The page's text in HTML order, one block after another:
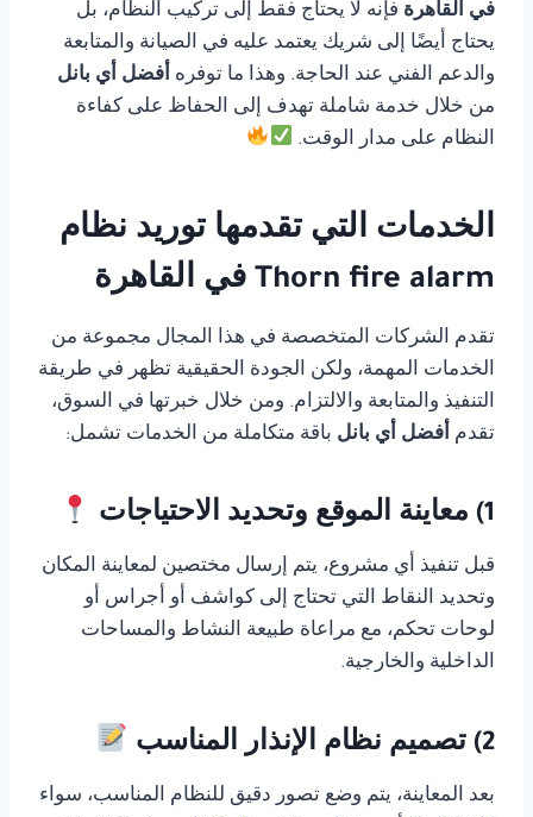
في القاهرة فإنه لا يحتاج فقط إلى تركيب النظام، بل
يحتاج أيضًا إلى شريك يعتمد عليه في الصيانة والمتابعة
والدعم الفني عند الحاجة. وهذا ما توفره أفضل أي بانل
من خلال خدمة شاملة تهدف إلى الحفاظ على كفاءة
النظام على مدار الوقت.
الخدمات التي تقدمها توريد نظام
Thorn fire alarm في القاهرة
تقدم الشركات المتخصصة في هذا المجال مجموعة من
الخدمات المهمة، ولكن الجودة الحقيقية تظهر في طريقة
التنفيذ والمتابعة والالتزام. ومن خلال خبرتها في السوق،
تقدم أفضل أي بانل باقة متكاملة من الخدمات تشمل:
1) معاينة الموقع وتحديد الاحتياجات
قبل تنفيذ أي مشروع، يتم إرسال مختصين لمعاينة المكان
وتحديد النقاط التي تحتاج إلى كواشف أو أجراس أو
لوحات تحكم، مع مراعاة طبيعة النشاط والمساحات
الداخلية والخارجية.
2) تصميم نظام الإنذار المناسب
بعد المعاينة، يتم وضع تصور دقيق للنظام المناسب، سواء